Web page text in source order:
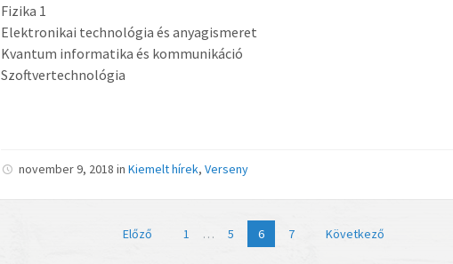
Fizika 1
Elektronikai technológia és anyagismeret
Kvantum informatika és kommunikáció
Szoftvertechnológia
november 9, 2018inKiemelt hírek,Verseny
Előző 1 … 5 6 7 Következő